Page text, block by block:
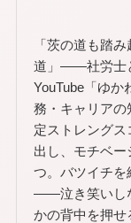
「茨の道も踏
道」——社労士
YouTube「ゆか
務・キャリアの
定ストレングス
出し、モチベ
つ。バツイチを
——泣き笑いし
かの背中を押